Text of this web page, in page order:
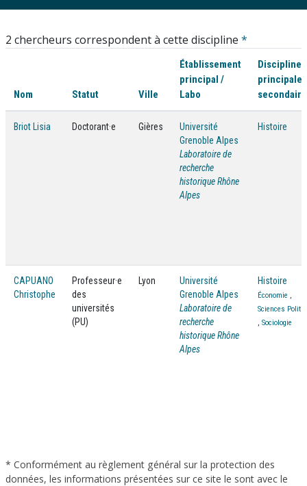
2 chercheurs correspondent à cette discipline *
Nom Statut Ville
Établissement
principal /
Labo
principale /
Briot Lisia Doctorant·e Gières
Université
Grenoble Alpes
Laboratoire de
recherche
historique Rhône
Alpes
Histoire
CAPUANO
Christophe
Professeur·e
des
universités
(PU)
Lyon
Université
Grenoble Alpes
Laboratoire de
recherche
historique Rhône
Alpes
Histoire
Économie ,
Sciences
, Sociologie
* Conformément au règlement général sur la protection des
données, les informations présentées sur ce site le sont avec le